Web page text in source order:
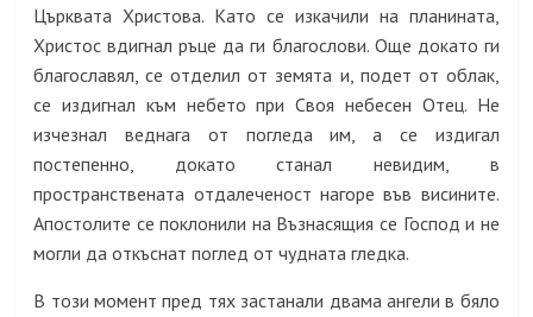
Църквата Христова. Като се изкачили на планината,
Христос вдигнал ръце да ги благослови. Още докато ги
благославял, се отделил от земята и, подет от облак,
се издигнал към небето при Своя небесен Отец. Не
изчезнал веднага от погледа им, а се издигал
постепенно, докато станал невидим, в
пространствената отдалеченост нагоре във висините.
Апостолите се поклонили на Възнасящия се Господ и не
могли да откъснат поглед от чудната гледка.
В този момент пред тях застанали двама ангели в бяло